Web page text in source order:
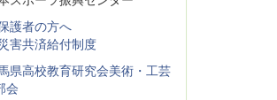
護者の方へ
害共済給付制度
県高校教育研究会美術・工芸
会